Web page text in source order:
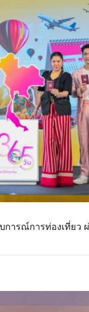
การณ์การท่องเที่ยว